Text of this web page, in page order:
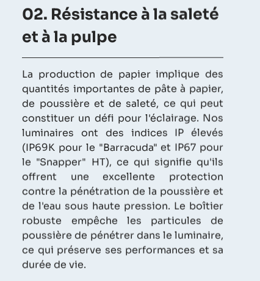
02. Résistance à la saleté
et à la pulpe
La production de papier implique des
quantités importantes de pâte à papier,
de poussière et de saleté, ce qui peut
constituer un défi pour l'éclairage. Nos
luminaires ont des indices IP élevés
(IP69K pour le "Barracuda" et IP67 pour
le "Snapper" HT), ce qui signifie qu'ils
offrent une excellente protection
contre la pénétration de la poussière et
de l'eau sous haute pression. Le boîtier
robuste empêche les particules de
poussière de pénétrer dans le luminaire,
ce qui préserve ses performances et sa
durée de vie.